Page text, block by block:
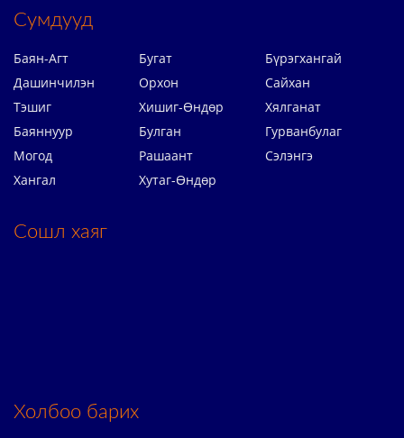
Сумдууд
Баян-Агт Бугат
Бүрэгхангай
Дашинчилэн
Орхон
Сайхан
Тэшиг
Хишиг-Өндөр
Хялганат
Баяннуур
Булган
Гурванбулаг
Могод
Рашаант
Сэлэнгэ
Хангал
Хутаг-Өндөр
Сошл хаяг
Холбоо барих